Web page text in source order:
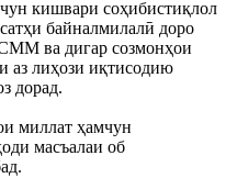
кишвари соҳибистиқлол
байналмилалӣ доро
ва дигар созмонҳои
аз лиҳози иқтисодию
дорад.
миллат ҳамчун
масъалаи об